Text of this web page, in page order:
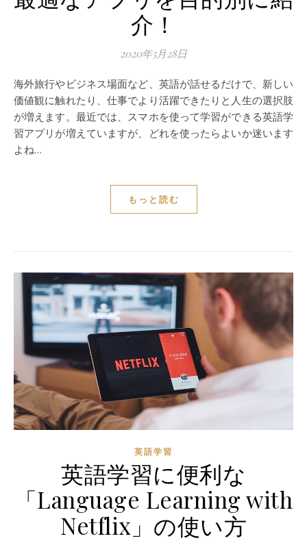
介！
2020年5月28日
海外旅行やビジネス場面など、英語が話せるだけで、新しい
価値観に触れたり、仕事でより活躍できたりと人生の選択肢
が増えます。最近では、スマホを使って学習ができる英語学
習アプリが増えていますが、どれを使ったらよいか迷います
よね…
もっと読む
英語学習
英語学習に便利な
「Language Learning with
Netflix」の使い方